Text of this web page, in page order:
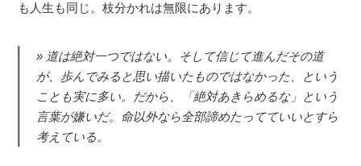
も人生も同じ。枝分かれは無限にあります。
道は絶対一つではない。そして信じて進んだその道
が、歩んでみると思い描いたものではなかった、という
ことも実に多い。だから、「絶対あきらめるな」という
言葉が嫌いだ。命以外なら全部諦めたってていいとすら
考えている。